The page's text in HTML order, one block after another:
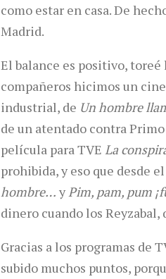
como estar en casa. De
Madrid.
El balance es positivo,
compañeros hicimos un
industrial, de Un hombre
de un atentado contra
película para TVE La
prohibida, y eso que desde
hombre… y Pim, pam, pum
dinero cuando los
Gracias a los programas de
subido muchos puntos,